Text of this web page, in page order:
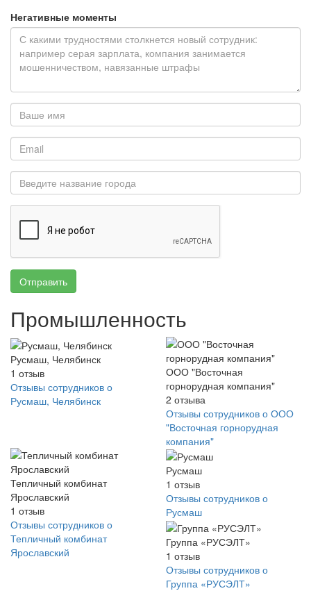
Негативные моменты
Отправить
Промышленность
Русмаш, Челябинск
1 отзыв
Отзывы сотрудников о
Русмаш, Челябинск
ООО "Восточная
горнорудная компания"
2 отзыва
Отзывы сотрудников о ООО
"Восточная горнорудная
компания"
Тепличный комбинат
Ярославский
1 отзыв
Отзывы сотрудников о
Тепличный комбинат
Ярославский
Русмаш
1 отзыв
Отзывы сотрудников о
Русмаш
Группа «РУСЭЛТ»
1 отзыв
Отзывы сотрудников о
Группа «РУСЭЛТ»